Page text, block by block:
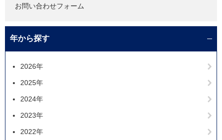
お問い合わせフォーム
年から探す
2026年
2025年
2024年
2023年
2022年